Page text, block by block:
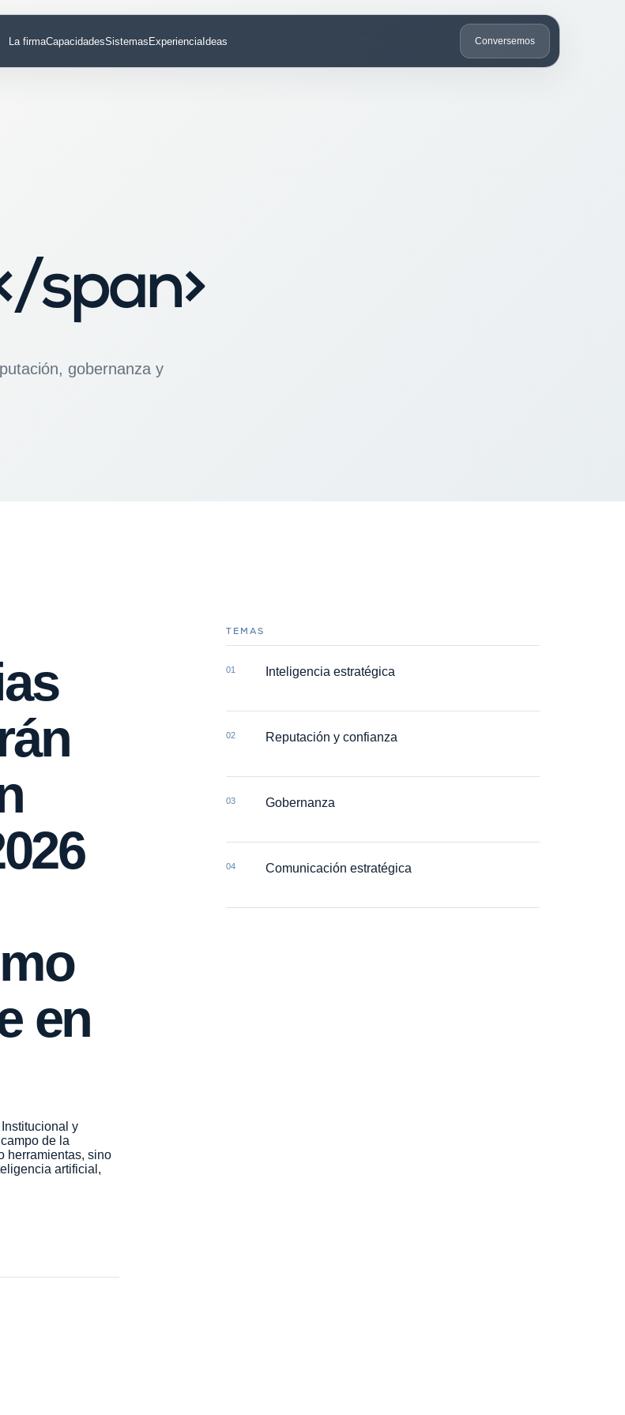
La firmaCapacidadesSistemasExperienciaIdeas Conversemos
span>
gobernanza y
en
y
de la
herramientas, sino
artificial,
TEMAS
01 Inteligencia estratégica
02 Reputación y confianza
03 Gobernanza
04 Comunicación estratégica